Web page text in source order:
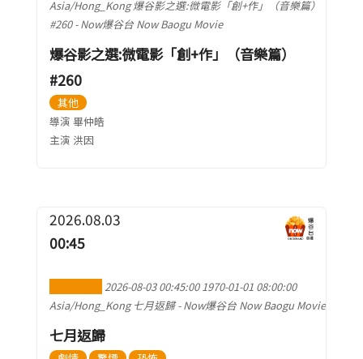
Asia/Hong_Kong 爆谷影之選:微電影「創+作」（音樂篇）
#260 - Now爆谷台 Now Baogu Movie
爆谷影之選:微電影「創+作」（音樂篇）
#260
其他
導演 畢仲皓
主演 洪因
2026.08.03
00:45
2026-08-03 00:45:00 1970-01-01 08:00:00
Asia/Hong_Kong 七月返歸 - Now爆谷台 Now Baogu Movie
七月返歸